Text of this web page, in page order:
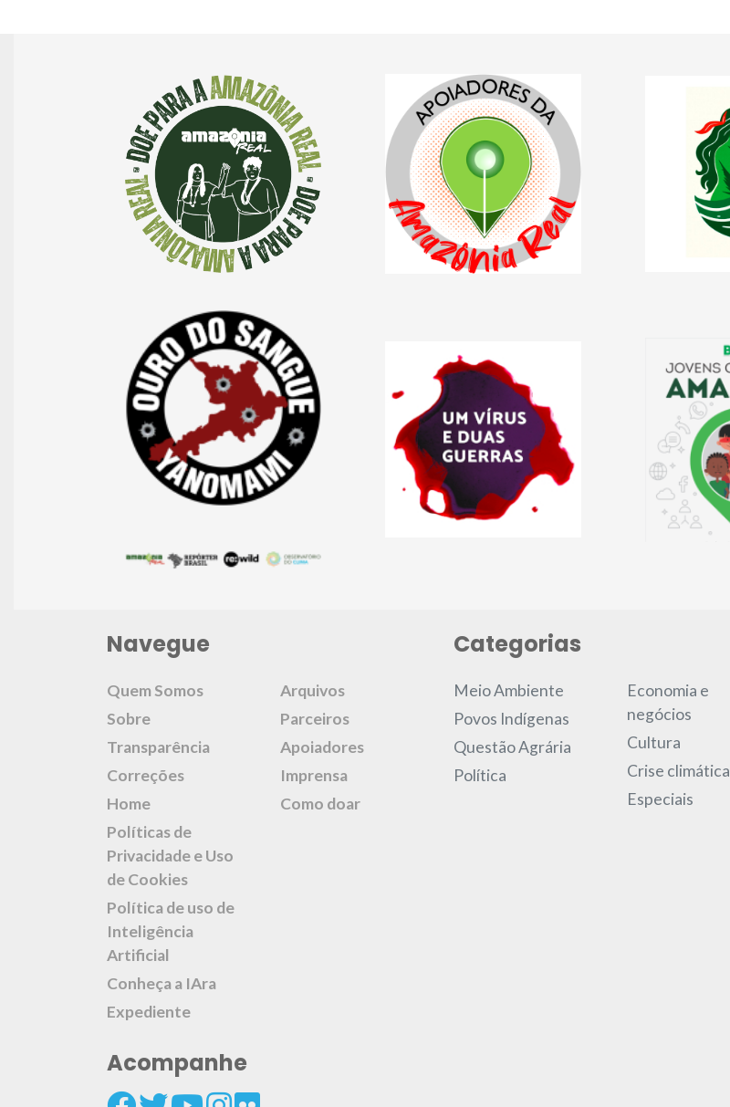
Navegue
Quem Somos
Sobre
Transparência
Correções
Home
Políticas de
Privacidade e Uso
de Cookies
Política de uso de
Inteligência
Artificial
Conheça a IAra
Expediente
Arquivos
Parceiros
Apoiadores
Imprensa
Como doar
Acompanhe
Categorias
Meio Ambiente
Povos Indígenas
Questão Agrária
Política
Economia e
negócios
Cultura
Crise climática
Especiais